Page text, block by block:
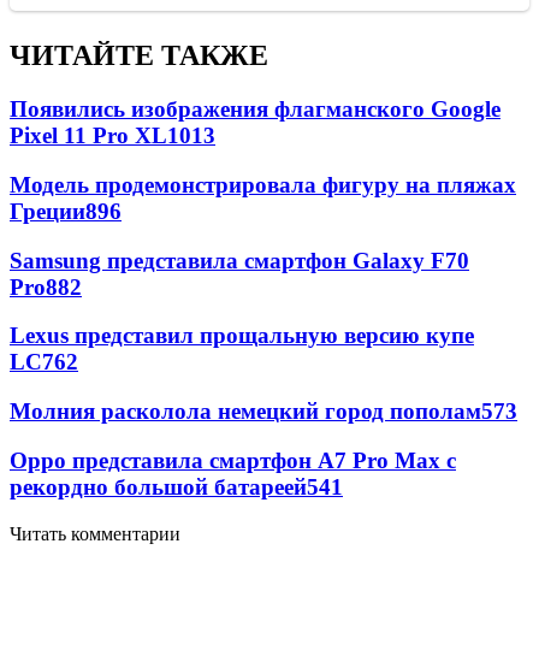
ЧИТАЙТЕ ТАКЖЕ
Появились изображения флагманского Google
Pixel 11 Pro XL1013
Модель продемонстрировала фигуру на пляжах
Греции896
Samsung представила смартфон Galaxy F70
Pro882
Lexus представил прощальную версию купе
LC762
Молния расколола немецкий город пополам573
Oppo представила смартфон A7 Pro Max с
рекордно большой батареей541
Читать комментарии